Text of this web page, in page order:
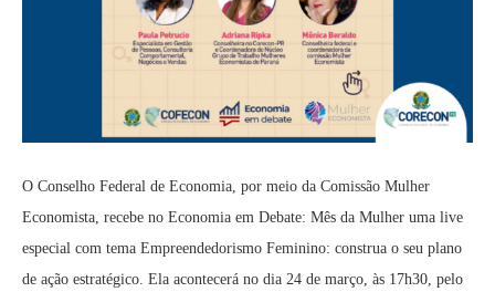
O Conselho Federal de Economia, por meio da Comissão Mulher
Economista, recebe no Economia em Debate: Mês da Mulher uma live
especial com tema Empreendedorismo Feminino: construa o seu plano
de ação estratégico. Ela acontecerá no dia 24 de março, às 17h30, pelo